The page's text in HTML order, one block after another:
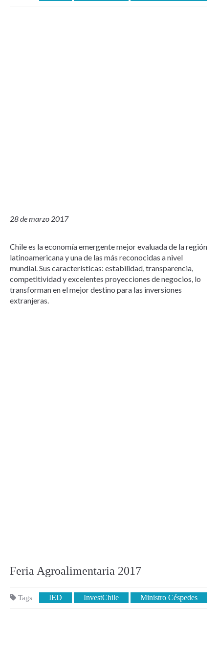
28 de marzo 2017
Chile es la economía emergente mejor evaluada de la región
latinoamericana y una de las más reconocidas a nivel
mundial. Sus características: estabilidad, transparencia,
competitividad y excelentes proyecciones de negocios, lo
transforman en el mejor destino para las inversiones
extranjeras.
Feria Agroalimentaria 2017
Tags IED InvestChile Ministro Céspedes